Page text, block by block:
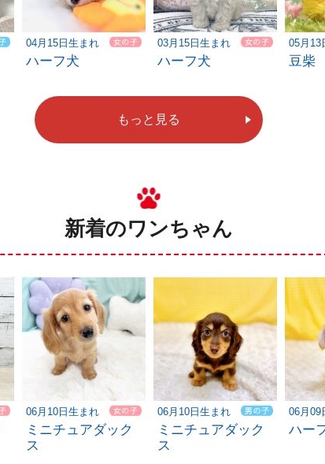
04月15日生まれ
ハーフ犬
03月15日生まれ
ハーフ犬
05月13
豆柴
もっと見る
新着のワンちゃん
06月10日生まれ
ミニチュアダック
ス
06月10日生まれ
ミニチュアダック
ス
06月09
ハー